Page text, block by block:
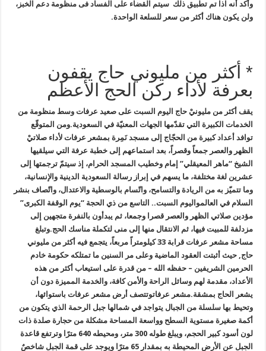
وأكد أنه اذا تم تطبيق ذلك سيتم القضاء على الفساد فى منظومة دعم الخبز،
ولن يكون هناك أكثر من سعر للسلعة الواحدة.
* أكثر من مليوني حاج يقفون
بعرفة لأداء ركن الحج الأعظم
يقف أكثر من مليونيْ حاج اليوم السبت على صعيد عرفات وسط منظومة من
الخدمات الكبيرة التي تقدّمها الجهات المعنيّة في السعودية.ومن المتوقّع
توافد أعداد كبيرة من الحجّاج إلى مسجد نَمِرة بمشعر عرفات لأداء صلاتيْ
الظهر والعصر جمعاً وقصراً، بعد استماعهم إلى خطبة عرفة التي سيلقيها
الشيخ “ماهر المعيقلي” إمام وخطيب المسجد الحرام، إذ سيتمّ ترجمتها إلى
عشرين لغة مختلفة، ما يسهم في إبراز رسالة السعودية الدينية والإنسانية،
وما تتميّز به من الريادة والتسامح، واتّسام بالوسطية والاعتدال، واتّصاف بنشر
السلام في العالمواليوم السبت.. التاسع من ذي الحجة “يوم الوقفة الكبرى”
مؤدين صلاتي الظهر والعصر قصرا وجمعا، ثم يبدأون بالنفرة متجهين إلى
مزدلفة للمبيت فيها، ثم الانتقال منها إلى منى لتكملة مناسك الحج.وتبلغ
مساحة مشعر عرفات قرابة 33 كيلومتراً مربعاً، يتجمع فيه أكثر من مليوني
حاج, حيث أثبتت العقود الماضية وعلى مر السنين ما تمتلكه حكومة خادم
الحرمين الشريفين – حفظه الله – من قدرة على استيعاب أكثر من هذه
الأعداد، مقدمة لهم وسائل الراحة والأمن كافة، والخدمة المميزة دون أن
يشعر الحاج بمشقة.مشعر عرفاتوتتصف أرض مشعر عرفات باستوائها،
وتحيط بها سلسلة من الجبال يتواجد في شمالها جبل الرحمة الذي يتكون من
أكمة صغيرة مستوية السطح وواسعة المساحة مشكلة من حجارة صلدة ذات
لون أسود كبير الحجم، ويبلغ طوله 300 متر، ومحيطه 640 مترًا وترتفع قاعدة
الجبل عن الأرض المحيطة به بمقدار 65 مترًا ويوجد على قمة الجبل شاخصٌ